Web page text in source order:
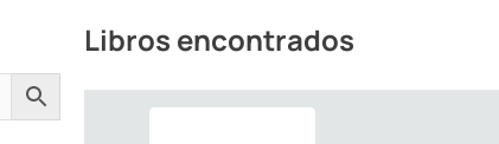
Libros encontrados